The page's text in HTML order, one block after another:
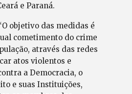
e Paraná.
objetivo das medidas é
cometimento do crime
através das redes
atos violentos e
a Democracia, o
e suas Instituições,